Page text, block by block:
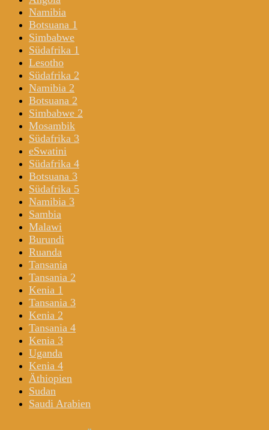
Namibia
Botsuana 1
Simbabwe
Südafrika 1
Lesotho
Südafrika 2
Namibia 2
Botsuana 2
Simbabwe 2
Mosambik
Südafrika 3
eSwatini
Südafrika 4
Botsuana 3
Südafrika 5
Namibia 3
Sambia
Malawi
Burundi
Ruanda
Tansania
Tansania 2
Kenia 1
Tansania 3
Kenia 2
Tansania 4
Kenia 3
Uganda
Kenia 4
Äthiopien
Sudan
Saudi Arabien